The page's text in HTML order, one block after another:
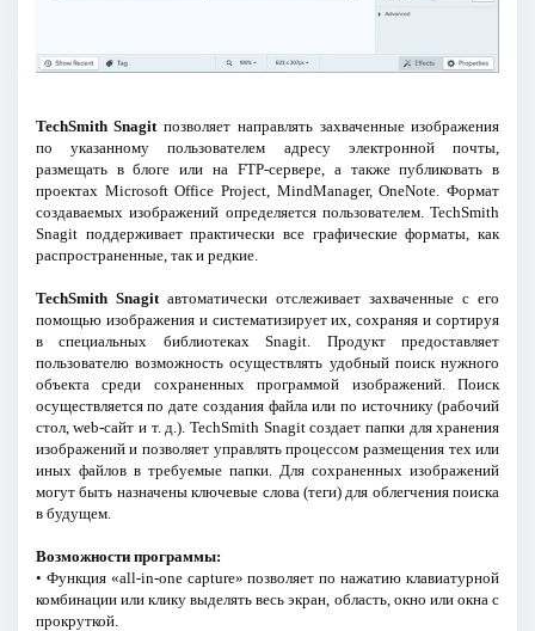
TechSmith Snagit позволяет направлять захваченные изображения
по указанному пользователем адресу электронной почты,
размещать в блоге или на FTP-сервере, а также публиковать в
проектах Microsoft Office Project, MindManager, OneNote. Формат
создаваемых изображений определяется пользователем. TechSmith
Snagit поддерживает практически все графические форматы, как
распространенные, так и редкие.
TechSmith Snagitавтоматически отслеживает захваченные с его
помощью изображения и систематизирует их, сохраняя и сортируя
в специальных библиотеках Snagit. Продукт предоставляет
пользователю возможность осуществлять удобный поиск нужного
объекта среди сохраненных программой изображений. Поиск
осуществляется по дате создания файла или по источнику (рабочий
стол, web-сайт и т. д.). TechSmith Snagit создает папки для хранения
изображений и позволяет управлять процессом размещения тех или
иных файлов в требуемые папки. Для сохраненных изображений
могут быть назначены ключевые слова (теги) для облегчения поиска
в будущем.
Возможности программы:
• Функция «all-in-one capture» позволяет по нажатию клавиатурной
комбинации или клику выделять весь экран, область, окно или окна с
прокруткой.